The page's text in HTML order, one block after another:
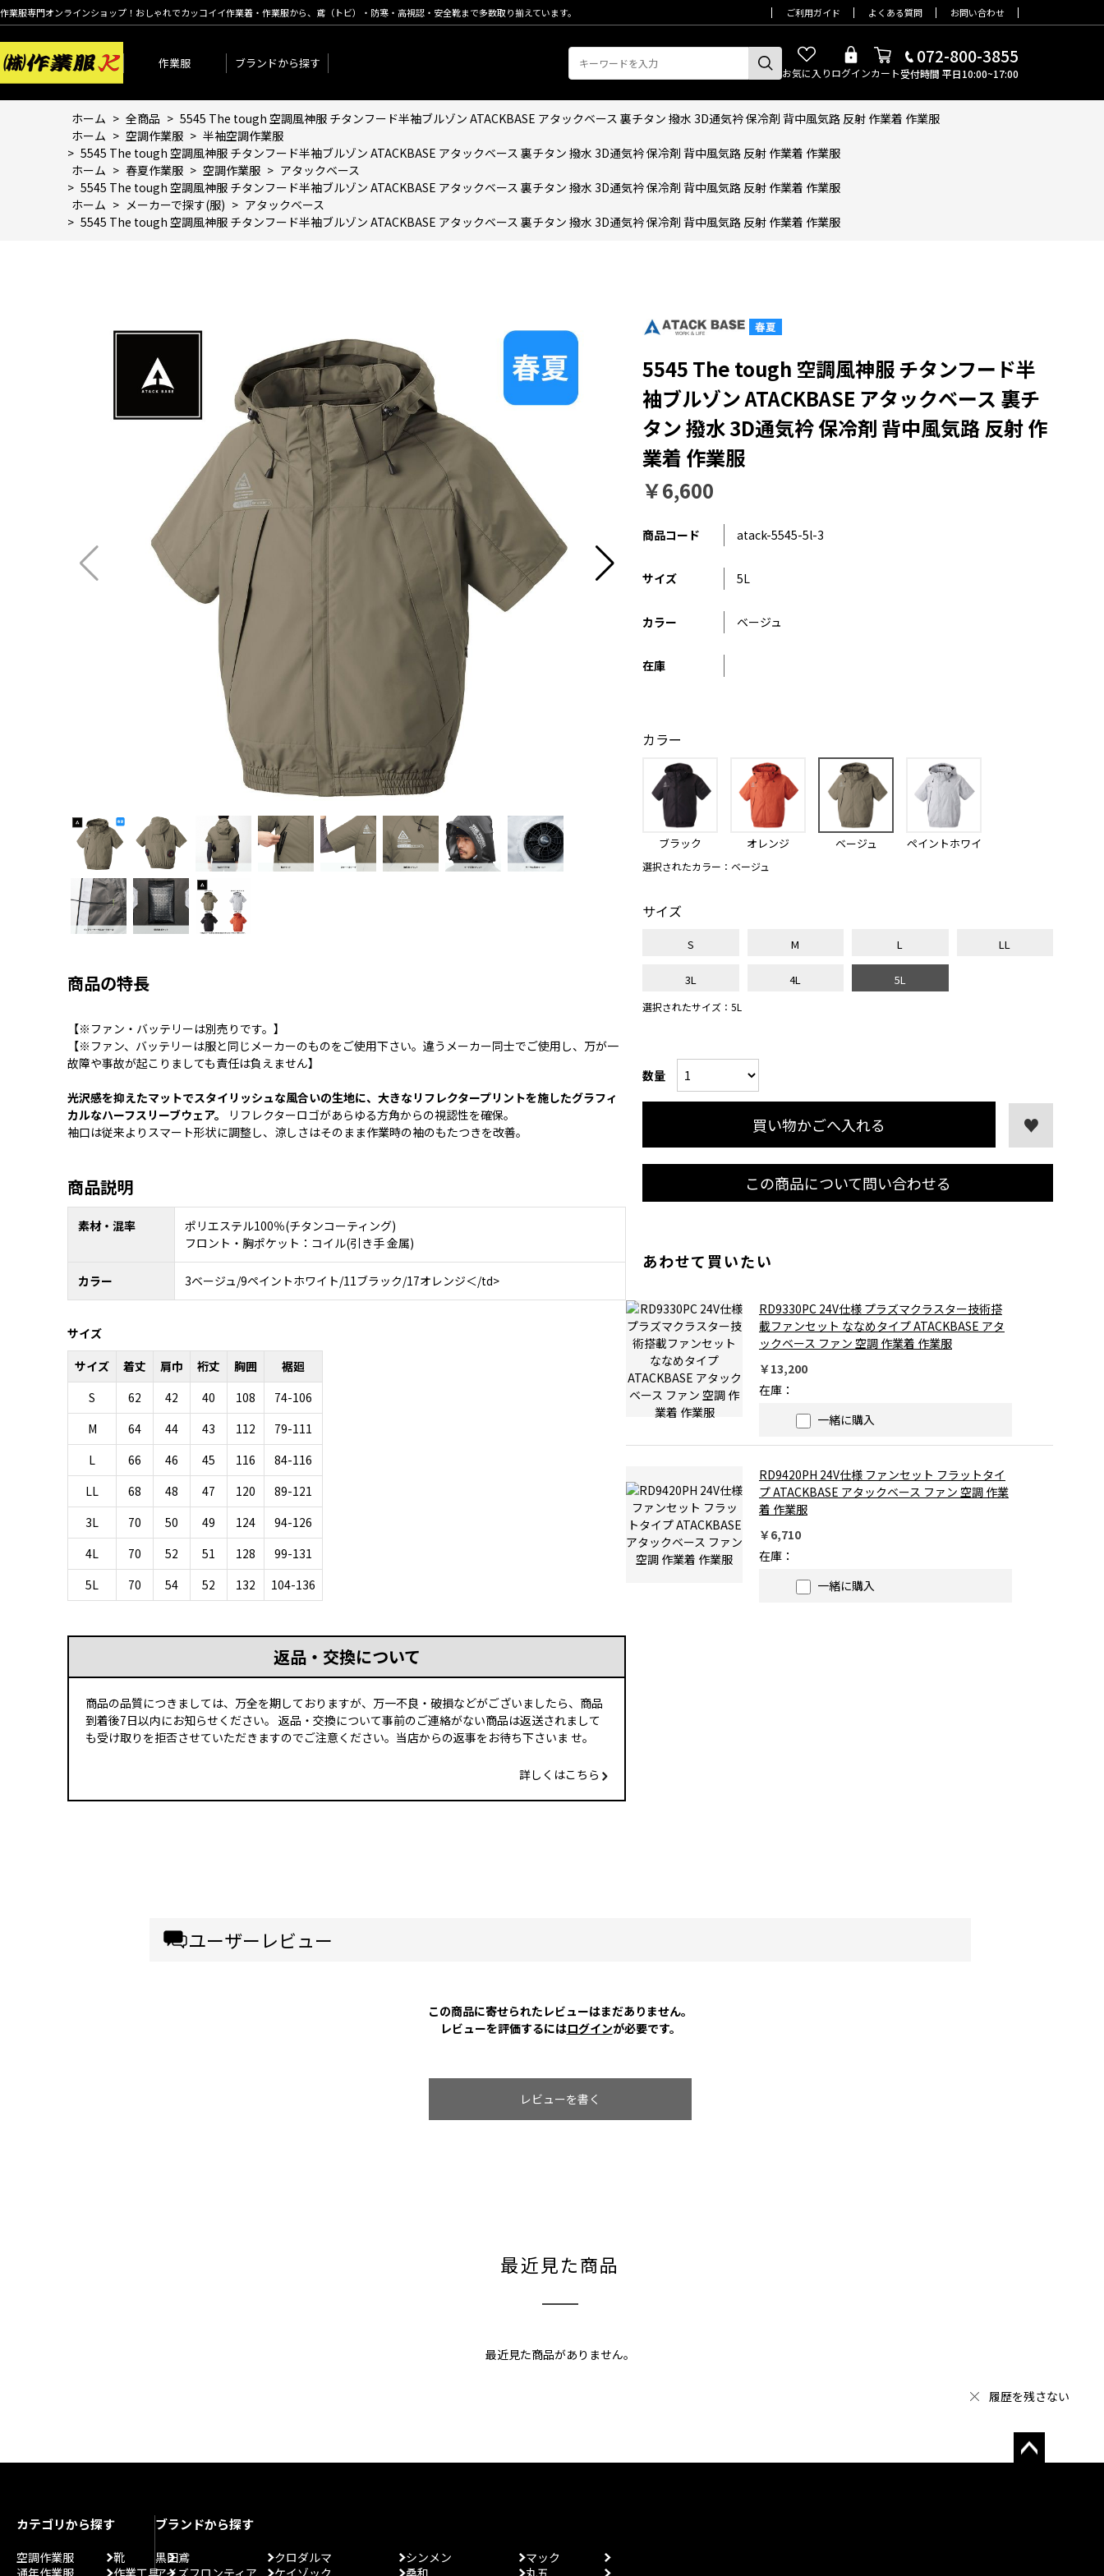
作業服専門オンラインショップ！おしゃれでカッコイイ作業着・作業服から、鳶（トビ）・防寒・高視認・安全靴まで多数取り揃えています。 ご利用ガイド よくある質問 お問い合わせ
作業服 ブランドから探す
お気に入りログインカート
072-800-3855
受付時間 平日10:00~17:00
ホーム > 全商品 > 5545 The tough 空調風神服 チタンフード半袖ブルゾン ATACKBASE アタックベース 裏チタン 撥水 3D通気衿 保冷剤 背中風気路 反射 作業着 作業服
ホーム > 空調作業服 > 半袖空調作業服
> 5545 The tough 空調風神服 チタンフード半袖ブルゾン ATACKBASE アタックベース 裏チタン 撥水 3D通気衿 保冷剤 背中風気路 反射 作業着 作業服
ホーム > 春夏作業服 > 空調作業服 > アタックベース
> 5545 The tough 空調風神服 チタンフード半袖ブルゾン ATACKBASE アタックベース 裏チタン 撥水 3D通気衿 保冷剤 背中風気路 反射 作業着 作業服
ホーム > メーカーで探す(服) > アタックベース
> 5545 The tough 空調風神服 チタンフード半袖ブルゾン ATACKBASE アタックベース 裏チタン 撥水 3D通気衿 保冷剤 背中風気路 反射 作業着 作業服
商品の特長
【※ファン・バッテリーは別売りです。】
【※ファン、バッテリーは服と同じメーカーのものをご使用下さい。違うメーカー同士でご使用し、万が一
故障や事故が起こりましても責任は負えません】
光沢感を抑えたマットでスタイリッシュな風合いの生地に、大きなリフレクタープリントを施したグラフィ
カルなハーフスリーブウェア。
リフレクターロゴがあらゆる方角からの視認性を確保。
袖口は従来よりスマート形状に調整し、涼しさはそのまま作業時の袖のもたつきを改善。
商品説明
素材・混率
ポリエステル100％(チタンコーティング)
フロント・胸ポケット：コイル(引き手 金属)
カラー 3ベージュ/9ペイントホワイト/11ブラック/17オレンジ＜/td>
サイズ
サイズ
着丈 肩巾 裄丈 胸囲
裾廻
S
62 42 40 108
74-106
M
64 44 43 112
79-111
L
66 46 45 116
84-116
LL
68 48 47 120
89-121
3L
70 50 49 124
94-126
4L
70 52 51 128
99-131
5L
70 54 52 132 104-136
返品・交換について
商品の品質につきましては、万全を期しておりますが、万一不良・破損などがございましたら、商品
到着後7日以内にお知らせください。 返品・交換について事前のご連絡がない商品は返送されまして
も受け取りを拒否させていただきますのでご注意ください。当店からの返事をお待ち下さいま せ。
詳しくはこちら
5545 The tough 空調風神服 チタンフード半
袖ブルゾン ATACKBASE アタックベース 裏チ
タン 撥水 3D通気衿 保冷剤 背中風気路 反射 作
業着 作業服
￥6,600
商品コード atack-5545-5l-3
サイズ 5L
カラー ベージュ
在庫
カラー
ブラック オレンジ ベージュ
ペイントホワイ
選択されたカラー：ベージュ
サイズ
S M L LL
3L 4L 5L
選択されたサイズ：5L
数量
買い物かごへ入れる
あわせて買いたい
RD9330PC 24V仕様 プラズマクラスター技術搭
載ファンセット ななめタイプ ATACKBASE アタ
ックベース ファン 空調 作業着 作業服
￥13,200
在庫：
一緒に購入
RD9420PH 24V仕様 ファンセット フラットタイ
プ ATACKBASE アタックベース ファン 空調 作業
着 作業服
￥6,710
在庫：
一緒に購入
この商品について問い合わせる
ユーザーレビュー
この商品に寄せられたレビューはまだありません。
レビューを評価するにはログインが必要です。
レビューを書く
最近見た商品
最近見た商品がありません。
履歴を残さない
カテゴリから探す
空調作業服
通年作業服
靴
作業工具
ブランドから探す
黒田鳶
アイズフロンティア
クロダルマ
ケイゾック
シンメン
桑和
マック
丸五